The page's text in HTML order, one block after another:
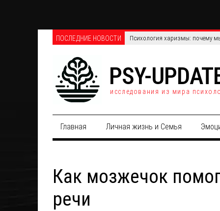
ПОСЛЕДНИЕ НОВОСТИ Телефонные против онлайн-
PSY-
исследования из мира
Главная Личная жизнь и Семья
Как мозжечок
речи